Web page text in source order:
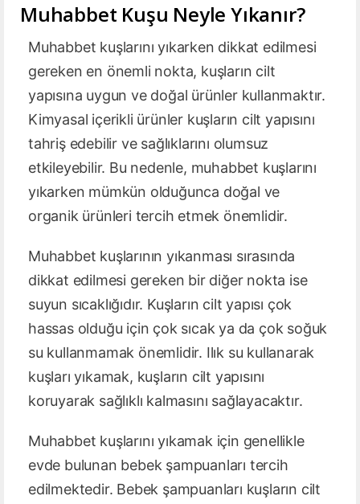
Muhabbet Kuşu Neyle Yıkanır?
Muhabbet kuşlarını yıkarken dikkat edilmesi
gereken en önemli nokta, kuşların cilt
yapısına uygun ve doğal ürünler kullanmaktır.
Kimyasal içerikli ürünler kuşların cilt yapısını
tahriş edebilir ve sağlıklarını olumsuz
etkileyebilir. Bu nedenle, muhabbet kuşlarını
yıkarken mümkün olduğunca doğal ve
organik ürünleri tercih etmek önemlidir.
Muhabbet kuşlarının yıkanması sırasında
dikkat edilmesi gereken bir diğer nokta ise
suyun sıcaklığıdır. Kuşların cilt yapısı çok
hassas olduğu için çok sıcak ya da çok soğuk
su kullanmamak önemlidir. Ilık su kullanarak
kuşları yıkamak, kuşların cilt yapısını
koruyarak sağlıklı kalmasını sağlayacaktır.
Muhabbet kuşlarını yıkamak için genellikle
evde bulunan bebek şampuanları tercih
edilmektedir. Bebek şampuanları kuşların cilt